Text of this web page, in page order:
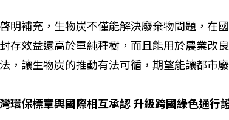
明補充，生物炭不僅能解決廢棄物問題，在
存效益遠高於單純種樹，而且能用於農業改
，讓生物炭的推動有法可循，期望能讓都市
環保標章與國際相互承認 升級跨國綠色通行